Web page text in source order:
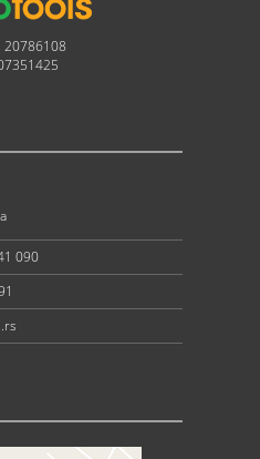
20786108
090